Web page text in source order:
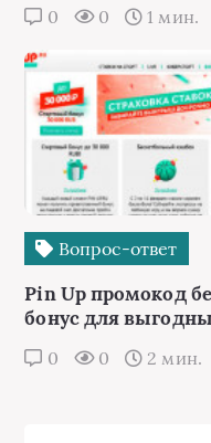
0 0 1 мин.
Вопрос-ответ
Pin Up промокод
бонус для
0 0 2 мин.